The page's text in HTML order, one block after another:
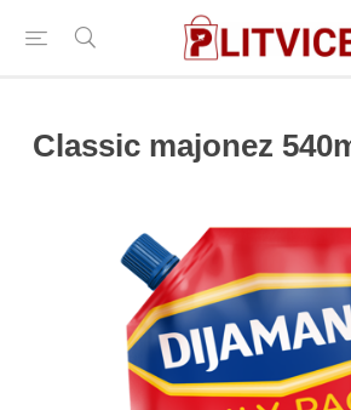
Classic majonez